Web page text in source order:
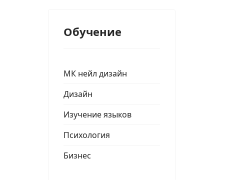
Обучение
МК нейл дизайн
Дизайн
Изучение языков
Психология
Бизнес